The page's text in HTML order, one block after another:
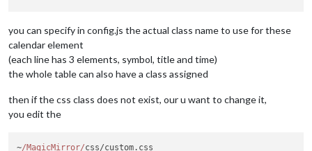
you can specify in config.js the actual class name to use for these
calendar element
(each line has 3 elements, symbol, title and time)
the whole table can also have a class assigned
then if the css class does not exist, our u want to change it,
you edit the
~/MagicMirror/css/custom. css